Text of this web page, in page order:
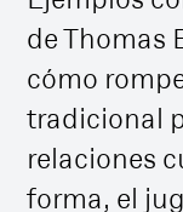
de Thomas
cómo
tradicional
relaciones
forma, el